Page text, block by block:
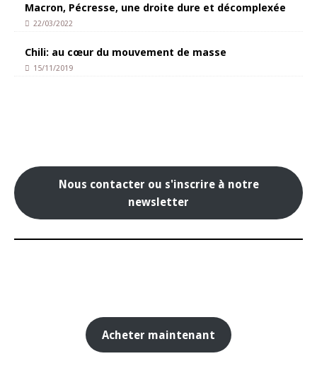
Macron, Pécresse, une droite dure et décomplexée
22/03/2022
Chili: au cœur du mouvement de masse
15/11/2019
Nous contacter ou s'inscrire à notre
newsletter
Acheter maintenant